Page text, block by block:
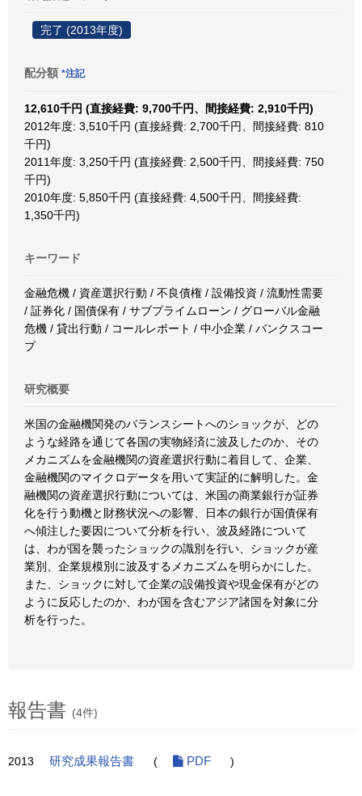
完了 (2013年度)
配分額 *注記
12,610千円 (直接経費: 9,700千円、間接経費: 2,910千円)
2012年度: 3,510千円 (直接経費: 2,700千円、間接経費: 810
千円)
2011年度: 3,250千円 (直接経費: 2,500千円、間接経費: 750
千円)
2010年度: 5,850千円 (直接経費: 4,500千円、間接経費:
1,350千円)
キーワード
金融危機 / 資産選択行動 / 不良債権 / 設備投資 / 流動性需要
/ 証券化 / 国債保有 / サブプライムローン / グローバル金融
危機 / 貸出行動 / コールレポート / 中小企業 / バンクスコー
プ
研究概要
米国の金融機関発のバランスシートへのショックが、どの
ような経路を通じて各国の実物経済に波及したのか、その
メカニズムを金融機関の資産選択行動に着目して、企業、
金融機関のマイクロデータを用いて実証的に解明した。金
融機関の資産選択行動については、米国の商業銀行が証券
化を行う動機と財務状況への影響、日本の銀行が国債保有
へ傾注した要因について分析を行い、波及経路について
は、わが国を襲ったショックの識別を行い、ショックが産
業別、企業規模別に波及するメカニズムを明らかにした。
また、ショックに対して企業の設備投資や現金保有がどの
ように反応したのか、わが国を含むアジア諸国を対象に分
析を行った。
報告書 (4件)
2013 研究成果報告書 ( PDF )